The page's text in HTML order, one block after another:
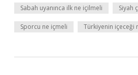
Sabah uyanınca ilk ne içilmeli Siyah
Sporcu ne içmeli Türkiyenin içeceği